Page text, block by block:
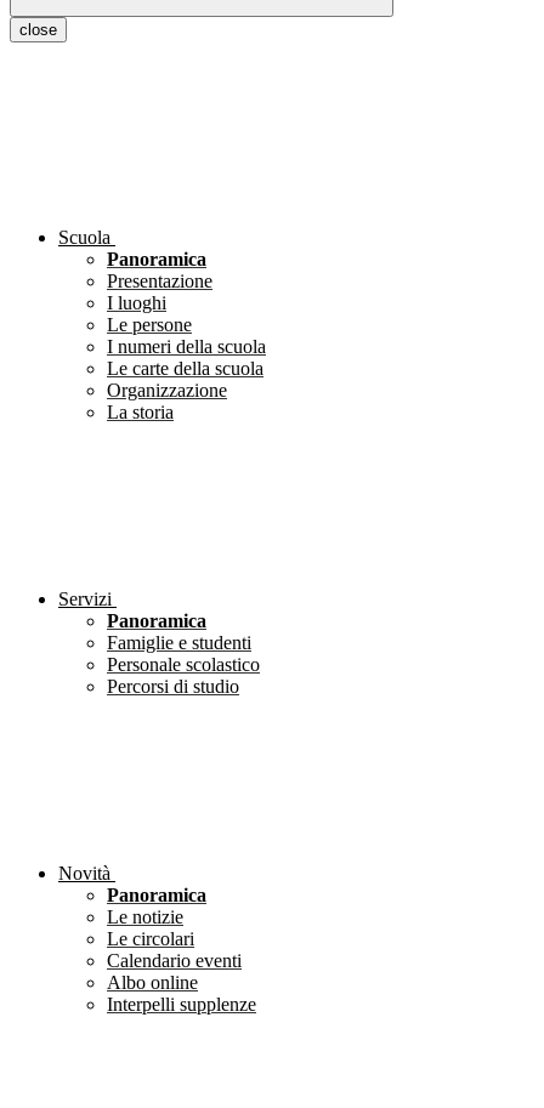
close
Scuola
Panoramica
Presentazione
I luoghi
Le persone
I numeri della scuola
Le carte della scuola
Organizzazione
La storia
Servizi
Panoramica
Famiglie e studenti
Personale scolastico
Percorsi di studio
Novità
Panoramica
Le notizie
Le circolari
Calendario eventi
Albo online
Interpelli supplenze